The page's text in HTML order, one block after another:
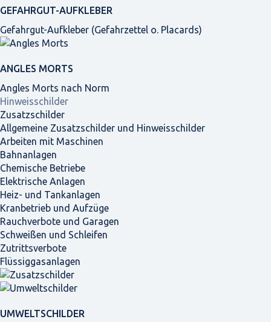
GEFAHRGUT-AUFKLEBER
Gefahrgut-Aufkleber (Gefahrzettel o. Placards)
ANGLES MORTS
Angles Morts nach Norm
Hinweisschilder
Zusatzschilder
Allgemeine Zusatzschilder und Hinweisschilder
Arbeiten mit Maschinen
Bahnanlagen
Chemische Betriebe
Elektrische Anlagen
Heiz- und Tankanlagen
Kranbetrieb und Aufzüge
Rauchverbote und Garagen
Schweißen und Schleifen
Zutrittsverbote
Flüssiggasanlagen
UMWELTSCHILDER